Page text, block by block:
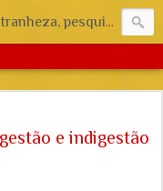
pesquisa e reflexão.
e indigestão